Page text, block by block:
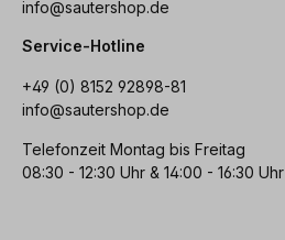
info@sautershop.de
Service-Hotline
+49 (0) 8152 92898-81
info@sautershop.de
Telefonzeit Montag bis Freitag
08:30 - 12:30 Uhr & 14:00 - 16:30 Uhr